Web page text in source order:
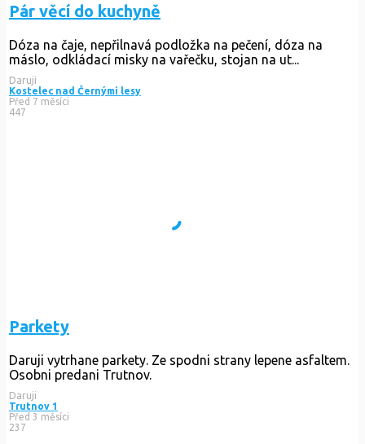
Pár věcí do kuchyně
Dóza na čaje, nepřilnavá podložka na pečení, dóza na
máslo, odkládací misky na vařečku, stojan na ut...
Daruji
Kostelec nad Černými lesy
Před 7 měsíci
447
Parkety
Daruji vytrhane parkety. Ze spodni strany lepene asfaltem.
Osobni predani Trutnov.
Daruji
Trutnov 1
Před 3 měsíci
237